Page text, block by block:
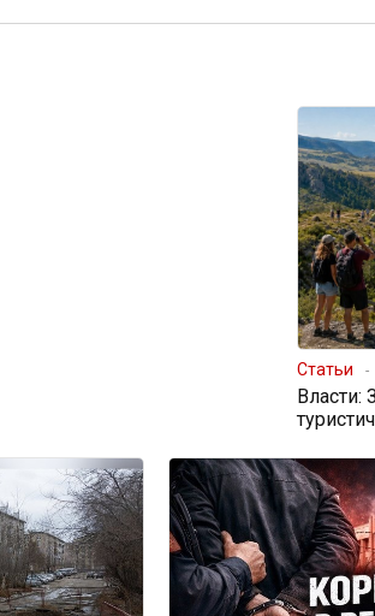
Статьи
Власти: